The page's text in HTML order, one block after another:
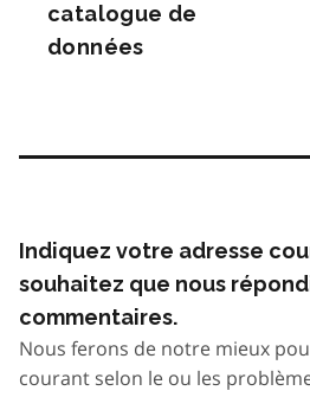
catalogue de
données
Indiquez votre adresse
souhaitez que nous
commentaires.
Nous ferons de notre mieux
courant selon le ou les